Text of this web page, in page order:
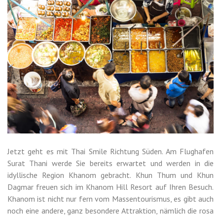
Jetzt geht es mit Thai Smile Richtung Süden. Am Flughafen
Surat Thani werde Sie bereits erwartet und werden in die
idyllische Region Khanom gebracht. Khun Thum und Khun
Dagmar freuen sich im Khanom Hill Resort auf Ihren Besuch.
Khanom ist nicht nur fern vom Massentourismus, es gibt auch
noch eine andere, ganz besondere Attraktion, nämlich die rosa